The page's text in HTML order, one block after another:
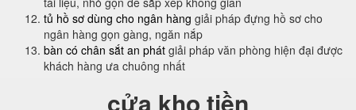
tủ hồ sơ dùng cho ngân hàng giải pháp đựng hồ sơ cho
ngân hàng gọn gàng, ngăn nắp
bàn có chân sắt an phát giải pháp văn phòng hiện đại được
khách hàng ưa chuông nhất
cửa kho tiền